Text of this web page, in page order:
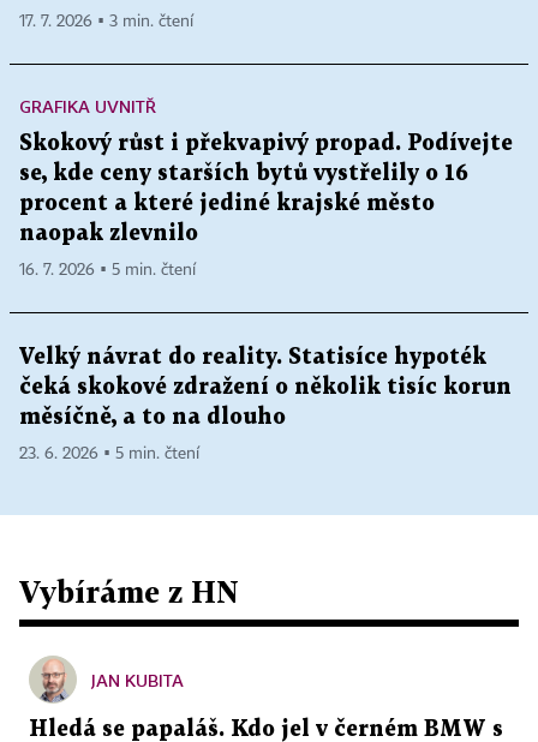
17. 7. 2026 ▪ 3 min. čtení
GRAFIKA UVNITŘ
Skokový růst i překvapivý propad. Podívejte
se, kde ceny starších bytů vystřelily o 16
procent a které jediné krajské město
naopak zlevnilo
16. 7. 2026 ▪ 5 min. čtení
Velký návrat do reality. Statisíce hypoték
čeká skokové zdražení o několik tisíc korun
měsíčně, a to na dlouho
23. 6. 2026 ▪ 5 min. čtení
Vybíráme z HN
JAN KUBITA
Hledá se papaláš. Kdo jel v černém BMW s